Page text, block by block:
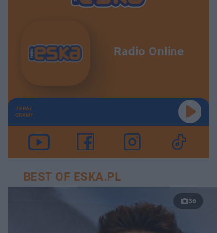
Radio Online
TERAZ
GRAMY
BEST OF ESKA.PL
36